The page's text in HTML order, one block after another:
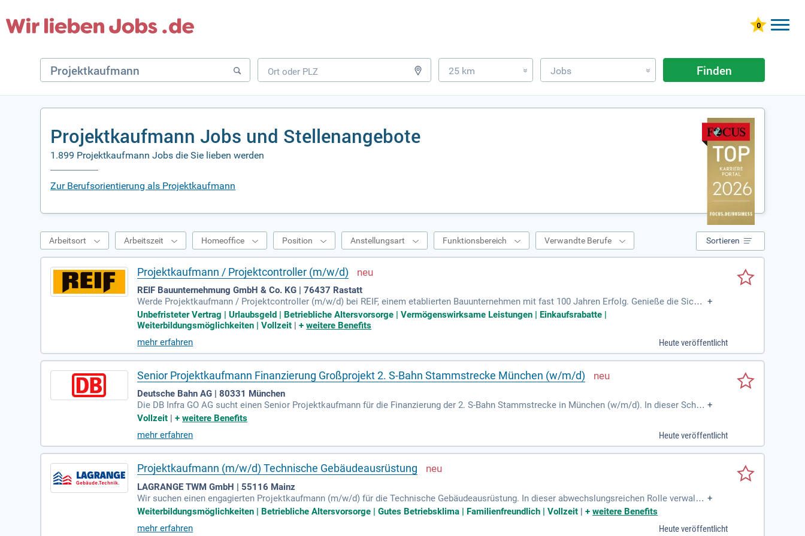
25 km » Jobs » Finden
Projektkaufmann Jobs und Stellenangebote
1.899 Projektkaufmann Jobs die Sie lieben werden
Zur Berufsorientierung als Projektkaufmann
Arbeitsort Arbeitszeit Homeoffice Position Anstellungsart Funktionsbereich Verwandte Berufe Sortieren
Projektkaufmann / Projektcontroller (m/w/d)
REIF Bauunternehmung GmbH & Co. KG | 76437 Rastatt
Werde Projektkaufmann / Projektcontroller (m/w/d) bei REIF, einem etablierten Bauunternehmen mit fast 100 Jahren Erfolg. Genieße die Sicher
heit eines unbefristeten Anstellungsverhältnisses in einer finanziell starken Unternehmensgruppe. Hier gestaltest du spannende Infrastrukturpr
ojekte mit Aufträgen zwischen 1-15 Mio. Euro und regionaler Ausrichtung. Suchst du eine neue Herausforderung? Dann nutze die Chance in ein
er Schlüsselposition und entwickle dich mit uns weiter! Trage zur kaufmännischen Betreuung anspruchsvoller Bauprojekte bei und werde Teil u
nseres dynamischen Teams.
+
Unbefristeter Vertrag | Urlaubsgeld | Betriebliche Altersvorsorge | Vermögenswirksame Leistungen | Einkaufsrabatte |
Weiterbildungsmöglichkeiten | Vollzeit |+weitere Benefits
mehr erfahren
Heute veröffentlicht
Senior Projektkaufmann Finanzierung Großprojekt 2. S-Bahn Stammstrecke München (w/m/d)
Deutsche Bahn AG | 80331 München
Die DB Infra GO AG sucht einen Senior Projektkaufmann für die Finanzierung der 2. S-Bahn Stammstrecke in München (w/m/d). In dieser Schlü
sselposition verantworten Sie die effiziente Nutzung von Finanzierungsinstrumenten und sicherten die Projektfinanzierung ab. Dabei führen Sie
projekt betreffen. Zudem erstellen und koordinieren Sie Finanzierungsvereinbarungen mit den Beteiligten. Die qualifizierte Antragstellung an die
Zuwendungsgeber liegt ebenfalls in Ihrem Verantwortungsbereich, während Sie die Auflagen und Freigaben im Auge behalten.
+
Vollzeit |+weitere Benefits
mehr erfahren
Heute veröffentlicht
Projektkaufmann (m/w/d) Technische Gebäudeausrüstung
LAGRANGE TWM GmbH | 55116 Mainz
Wir suchen einen engagierten Projektkaufmann (m/w/d) für die Technische Gebäudeausrüstung. In dieser abwechslungsreichen Rolle verwalte
n Sie Projektakten und unterstützen bei der Angebotserstellung. Zu Ihren Aufgaben gehören die Mitwirkung im Beschaffungsprozess, kreditoris
che Rechnungsprüfungen und die debitorische Abrechnung. Sie arbeiten aktiv am Nachtragsmanagement und Projektcontrolling mit. Eine erfol
greiche kaufmännische Ausbildung, vorzugsweise als Industriekaufmann, sowie Berufserfahrung in der Bauindustrie sind von Vorteil. Bewerben
+
Weiterbildungsmöglichkeiten | Betriebliche Altersvorsorge | Gutes Betriebsklima | Familienfreundlich | Vollzeit |+weitere Benefits
mehr erfahren
Heute veröffentlicht